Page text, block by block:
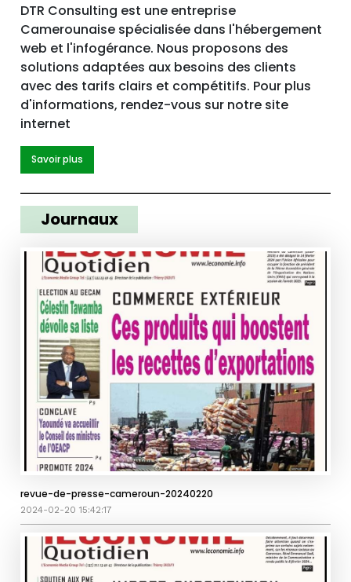
DTR Consulting est une entreprise
Camerounaise spécialisée dans l'hébergement
web et l'infogérance. Nous proposons des
solutions adaptées aux besoins des clients
avec des tarifs clairs et compétitifs. Pour plus
d'informations, rendez-vous sur notre site
internet
Savoir plus
Journaux
revue-de-presse-cameroun-20240220
2024-02-20 15:42:17